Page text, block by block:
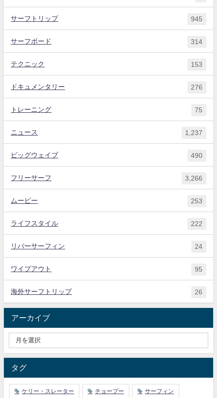
サーフトリップ 945
サーフボード 314
テクニック 153
ドキュメンタリー 276
トレーニング 75
ニュース 1,237
ビッグウェイブ 490
フリーサーフ 3,266
ムービー 253
ライフスタイル 222
リバーサーフィン 24
ワイプアウト 95
海外サーフトリップ 26
アーカイブ
タグ
ケリー・スレーター チョープー サーフィン